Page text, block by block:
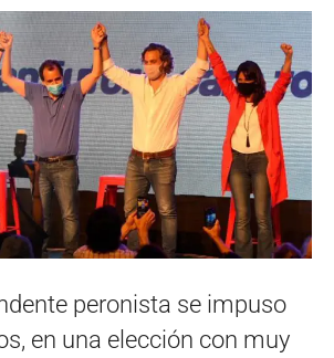
peronista se impuso
en una elección con muy